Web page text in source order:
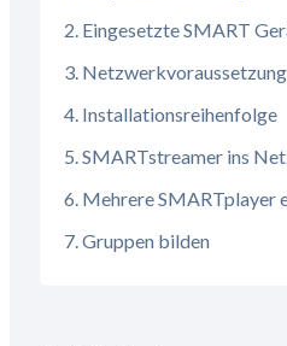
Eingesetzte SMART
Netzwerkvoraussetzung
Installationsreihenfolge
SMARTstreamer ins
Mehrere SMARTplayer
Gruppen bilden